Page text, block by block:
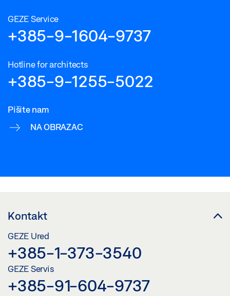
GEZE Service
+385-9-1604-9737
Hotline for architects
+385-9-1255-5022
Pišite nam
NA OBRAZAC
Kontakt
GEZE Ured
+385-1-373-3540
GEZE Servis
+385-91-604-9737